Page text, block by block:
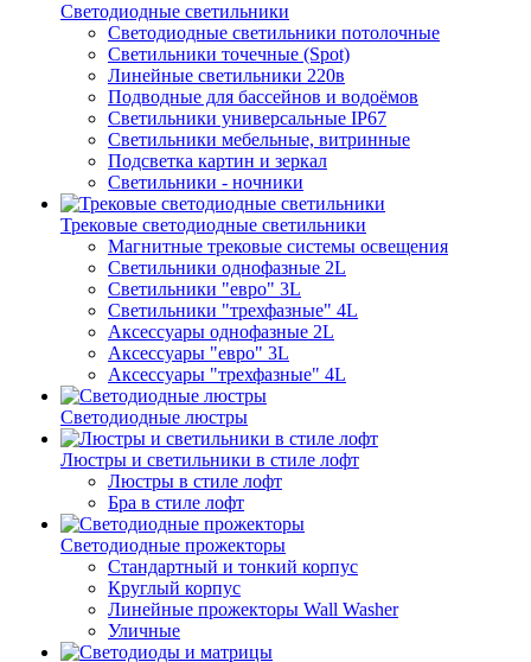
Светодиодные светильники
Светодиодные светильники потолочные
Светильники точечные (Spot)
Линейные светильники 220в
Подводные для бассейнов и водоёмов
Светильники универсальные IP67
Светильники мебельные, витринные
Подсветка картин и зеркал
Светильники - ночники
Трековые светодиодные светильники
Магнитные трековые системы освещения
Светильники однофазные 2L
Светильники "евро" 3L
Светильники "трехфазные" 4L
Аксессуары однофазные 2L
Аксессуары "евро" 3L
Аксессуары "трехфазные" 4L
Светодиодные люстры
Люстры и светильники в стиле лофт
Люстры в стиле лофт
Бра в стиле лофт
Светодиодные прожекторы
Стандартный и тонкий корпус
Круглый корпус
Линейные прожекторы Wall Washer
Уличные